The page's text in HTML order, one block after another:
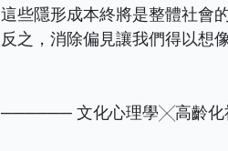
這些隱形成本終將是整體社會的
反之，消除偏見讓我們得以想
────── 文化心理學╳高齡